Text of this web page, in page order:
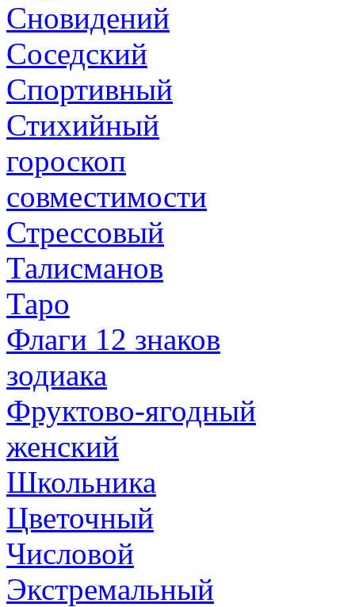
Сновидений
Соседский
Спортивный
Стихийный
гороскоп
совместимости
Стрессовый
Талисманов
Таро
Флаги 12 знаков
зодиака
Фруктово-ягодный
женский
Школьника
Цветочный
Числовой
Экстремальный